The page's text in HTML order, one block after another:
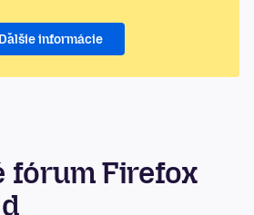
informácie
fórum Firefox